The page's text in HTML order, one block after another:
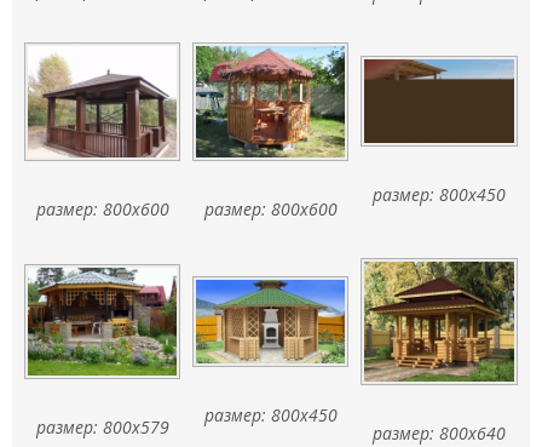
размер: 800x600 размер: 800x600
размер: 800x450
размер: 800x579
размер: 800x450
размер: 800x640